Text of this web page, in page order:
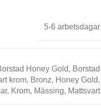
5-6 arbetsdagar
Honey Gold, Borstad
krom, Bronz, Honey Gold,
, Krom, Mässing, Mattsvart